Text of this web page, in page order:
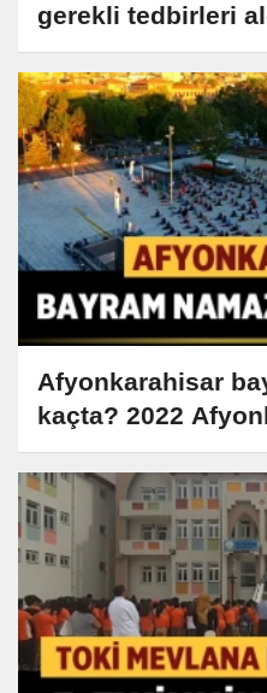
gerekli tedbirleri
Afyonkarahisar
kaçta? 2022
Bayramı namazı